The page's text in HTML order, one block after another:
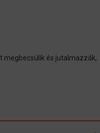
megbecsülik és jutalmazzák,